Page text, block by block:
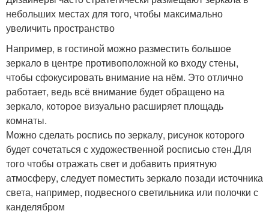
небольших местах для того, чтобы максимально
увеличить пространство
Например, в гостиной можно разместить большое
зеркало в центре противоположной ко входу стены,
чтобы сфокусировать внимание на нём. Это отлично
работает, ведь всё внимание будет обращено на
зеркало, которое визуально расширяет площадь
комнаты.
Можно сделать роспись по зеркалу, рисунок которого
будет сочетаться с художественной росписью стен.Для
того чтобы отражать свет и добавить приятную
атмосферу, следует поместить зеркало позади источника
света, например, подвесного светильника или полочки с
канделябром